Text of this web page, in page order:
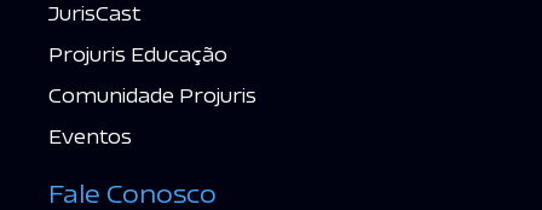
JurisCast
Projuris Educação
Comunidade Projuris
Eventos
Fale Conosco